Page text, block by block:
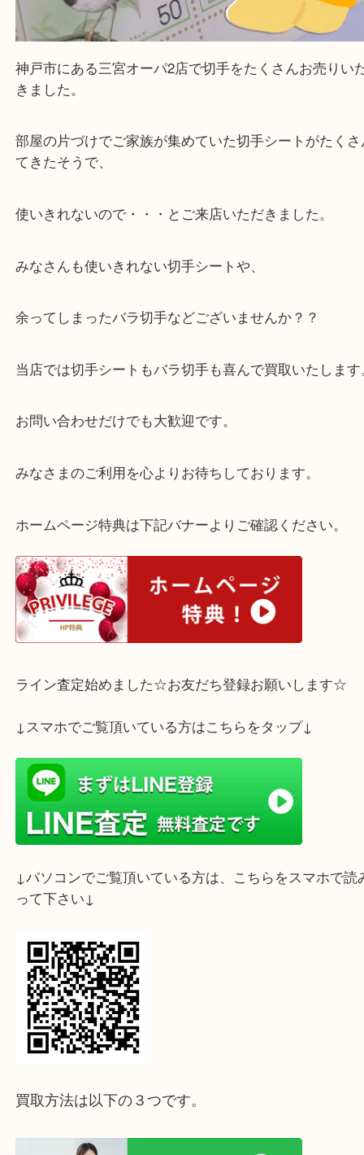
神戸市にある三宮オーパ2店で切手をたくさんお売
きました。
部屋の片づけでご家族が集めていた切手シートが
てきたそうで、
使いきれないので・・・とご来店いただきました。
みなさんも使いきれない切手シートや、
余ってしまったバラ切手などございませんか？？
当店では切手シートもバラ切手も喜んで買取いたし
お問い合わせだけでも大歓迎です。